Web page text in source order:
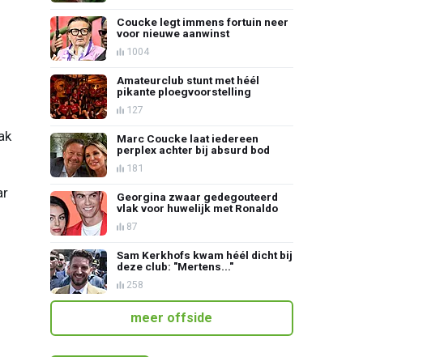
Coucke legt immens fortuin neer
voor nieuwe aanwinst
1004
Amateurclub stunt met héél
pikante ploegvoorstelling
127
Marc Coucke laat iedereen
perplex achter bij absurd bod
181
Georgina zwaar gedegouteerd
vlak voor huwelijk met Ronaldo
87
Sam Kerkhofs kwam héél dicht bij
deze club: "Mertens..."
258
meer offside